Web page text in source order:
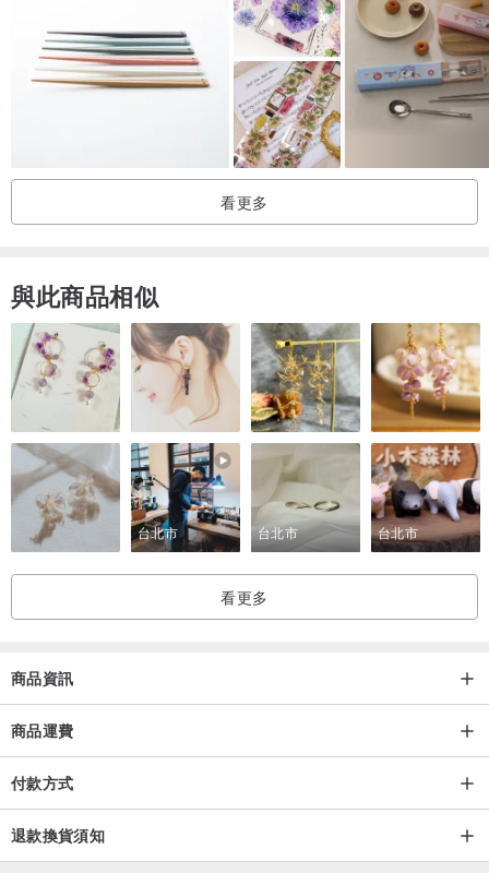
雖同為筷子，使用感受卻千差萬別。
不僅能依自身手型挑選，
配合當日餐點更換筷子也別具趣味。
- 材質
天然木
- 表面處理
漆器工藝
- 尺寸規格
・日本製造
・不可使用洗碗機清洗
看更多
與此商品相似
台北市 台北市 台北市
看更多
商品資訊
商品運費
付款方式
退款換貨須知